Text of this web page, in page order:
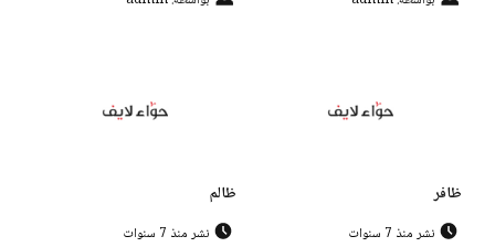
ظافر
نشر منذ 7 سنوات
ظالم
نشر منذ 7 سنوات